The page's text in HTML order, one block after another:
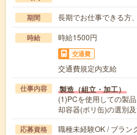
期間 長期でお仕事できる方
時給 時給1500円
交通費
交通費規定内支給
仕事内容 製造（組立・加工）
(1)PCを使用しての製
却容器(ポリ缶)の選別
応募資格
職種未経験OK / ブラン